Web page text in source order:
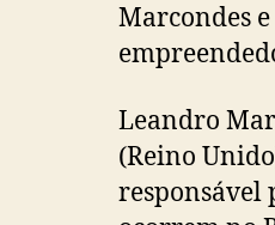
Marcondes
Leandro
(Reino
responsável